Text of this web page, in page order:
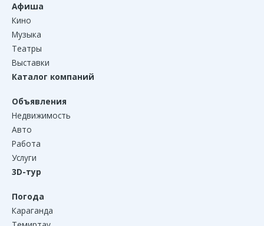
Афиша
Кино
Музыка
Театры
Выставки
Каталог компаний
Объявления
Недвижимость
Авто
Работа
Услуги
3D-тур
Погода
Караганда